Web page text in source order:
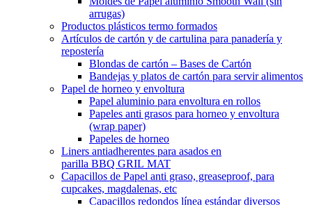
arrugas)
Productos plásticos termo formados
Artículos de cartón y de cartulina para panadería y
repostería
Blondas de cartón – Bases de Cartón
Bandejas y platos de cartón para servir alimentos
Papel de horneo y envoltura
Papel aluminio para envoltura en rollos
Papeles anti grasos para horneo y envoltura
(wrap paper)
Papeles de horneo
Liners antiadherentes para asados en
parilla BBQ GRIL MAT
Capacillos de Papel anti graso, greaseproof, para
cupcakes, magdalenas, etc
Capacillos redondos línea estándar diversos